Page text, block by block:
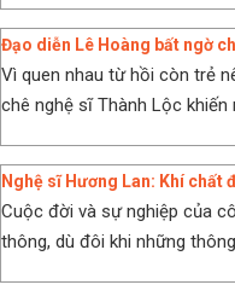
Đạo diễn Lê Hoàng bất ngờ
Vì quen nhau từ hồi còn trẻ
chê nghệ sĩ Thành Lộc khiến
Nghệ sĩ Hương Lan: Khí chất
Cuộc đời và sự nghiệp của
thông, dù đôi khi những